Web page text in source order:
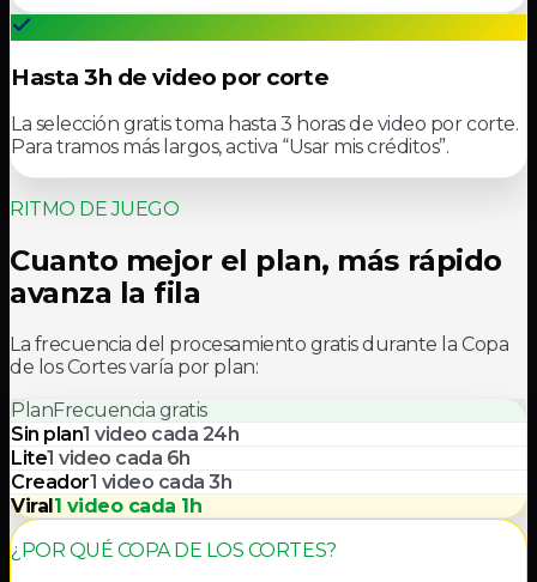
Hasta 3h de video por corte
La selección gratis toma hasta 3 horas de video por corte.
Para tramos más largos, activa “Usar mis créditos”.
RITMO DE JUEGO
Cuanto mejor el plan, más rápido
avanza la fila
La frecuencia del procesamiento gratis durante la Copa
de los Cortes varía por plan:
PlanFrecuencia gratis
Sin plan1 video cada 24h
Lite1 video cada 6h
Creador1 video cada 3h
Viral 1 video cada 1h
¿POR QUÉ COPA DE LOS CORTES?